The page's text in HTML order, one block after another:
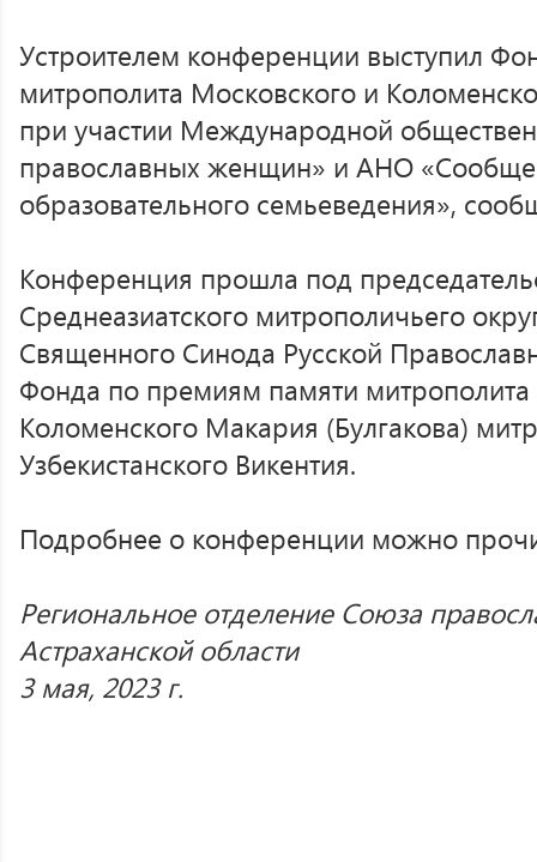
Устроителем конференции выступил
митрополита Московского и
при участии Международной
православных женщин» и АНО
образовательного семьеведения»,
Конференция прошла под
Среднеазиатского митрополичьего
Священного Синода Русской
Фонда по премиям памяти
Коломенского Макария (Булгакова)
Узбекистанского Викентия.
Подробнее о конференции можно
Региональное отделение Союза
Астраханской области
3 мая, 2023 г.